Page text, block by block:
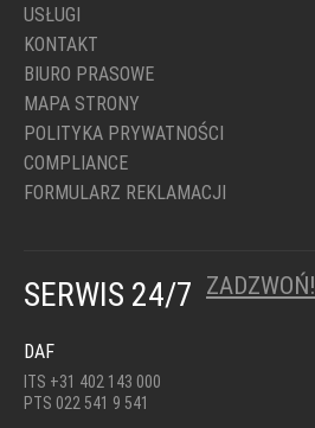
USŁUGI
KONTAKT
BIURO PRASOWE
MAPA STRONY
POLITYKA PRYWATNOŚCI
COMPLIANCE
FORMULARZ REKLAMACJI
SERWIS 24/7 ZADZWOŃ!
DAF
ITS +31 402 143 000
PTS 022 541 9 541